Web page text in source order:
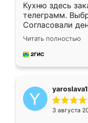
Кухню здесь
телеграмм.
Согласовали
недели кухня
довольны
мебель за
Читать полностью
3 августа